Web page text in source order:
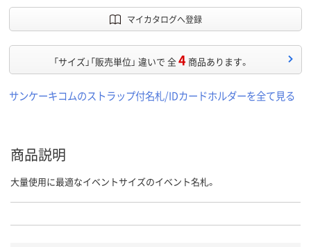
マイカタログへ登録
「サイズ」「販売単位」 違いで 全4 商品あります。
サンケーキコムのストラップ付名札/IDカードホルダーを全て見る
商品説明
大量使用に最適なイベントサイズのイベント名札。